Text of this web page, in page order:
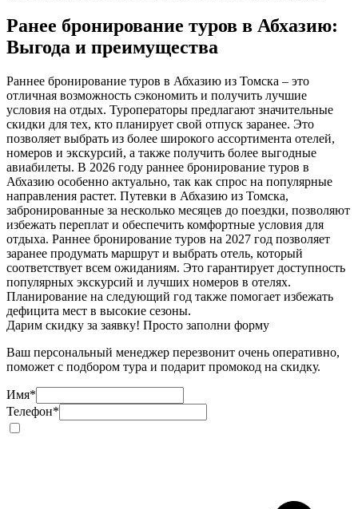
Ранее бронирование туров в Абхазию:
Выгода и преимущества
Раннее бронирование туров в Абхазию из Томска – это
отличная возможность сэкономить и получить лучшие
условия на отдых. Туроператоры предлагают значительные
скидки для тех, кто планирует свой отпуск заранее. Это
позволяет выбрать из более широкого ассортимента отелей,
номеров и экскурсий, а также получить более выгодные
авиабилеты. В 2026 году раннее бронирование туров в
Абхазию особенно актуально, так как спрос на популярные
направления растет. Путевки в Абхазию из Томска,
забронированные за несколько месяцев до поездки, позволяют
избежать переплат и обеспечить комфортные условия для
отдыха. Раннее бронирование туров на 2027 год позволяет
заранее продумать маршрут и выбрать отель, который
соответствует всем ожиданиям. Это гарантирует доступность
популярных экскурсий и лучших номеров в отелях.
Планирование на следующий год также помогает избежать
дефицита мест в высокие сезоны.
Дарим скидку за заявку! Просто заполни форму
Ваш персональный менеджер перезвонит очень оперативно,
поможет с подбором тура и подарит промокод на скидку.
Имя*
Телефон*